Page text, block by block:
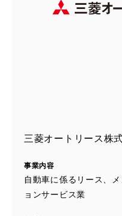
三菱オートリース株
事業内容
自動車に係るリース、
ョンサービス業